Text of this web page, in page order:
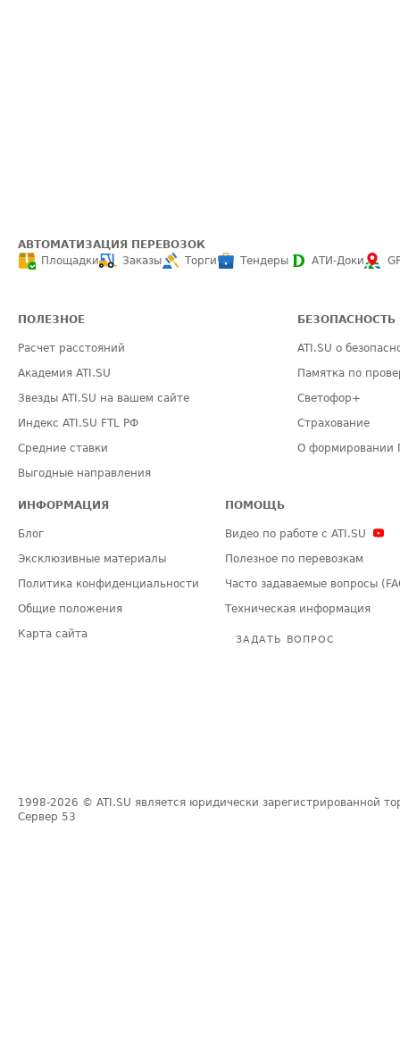
АВТОМАТИЗАЦИЯ ПЕРЕВОЗОК
Площадки
Заказы Торги Тендеры АТИ-Доки
ПОЛЕЗНОЕ
Расчет расстояний
Академия ATI.SU
Звезды ATI.SU на вашем сайте
Индекс ATI.SU FTL РФ
Средние ставки
Выгодные направления
БЕЗОПАСНОСТЬ
ATI.SU о
Памятка по
Светофор+
Страхование
О формировании
ИНФОРМАЦИЯ
Блог
Эксклюзивные материалы
Политика конфиденциальности
Общие положения
Карта сайта
ПОМОЩЬ
Видео по работе с ATI.SU
Полезное по перевозкам
Часто задаваемые вопросы
Техническая информация
ЗАДАТЬ ВОПРОС
1998-2026 © ATI.SU является юридически зарегистрированной
Сервер 53